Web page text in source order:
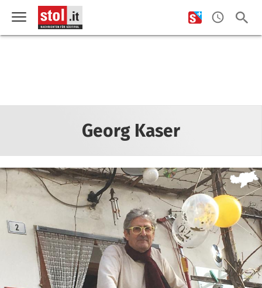
Georg Kaser